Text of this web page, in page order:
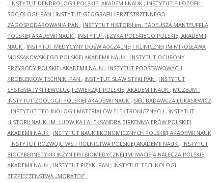
; INSTYTUT DENDROLOGII POLSKIEJ AKADEMII NAUK ; INSTYTUT FILOZOFII I
SOCJOLOGII PAN ; INSTYTUT GEOGRAFII I PRZESTRZENNEGO
ZAGOSPODAROWANIA PAN ; INSTYTUT HISTORII im. TADEUSZA MANTEUFFLA
POLSKIEJ AKADEMII NAUK ; INSTYTUT JĘZYKA POLSKIEGO POLSKIEJ AKADEMII
NAUK ; INSTYTUT MEDYCYNY DOŚWIADCZALNEJ I KLINICZNEJ IM.MIROSŁAWA
MOSSAKOWSKIEGO POLSKIEJ AKADEMII NAUK ; INSTYTUT OCHRONY
PRZYRODY POLSKIEJ AKADEMII NAUK ; INSTYTUT PODSTAWOWYCH
PROBLEMÓW TECHNIKI PAN ; INSTYTUT SLAWISTYKI PAN ; INSTYTUT
SYSTEMATYKI I EWOLUCJI ZWIERZĄT POLSKIEJ AKADEMII NAUK ; MUZEUM I
INSTYTUT ZOOLOGII POLSKIEJ AKADEMII NAUK ; SIEĆ BADAWCZA ŁUKASIEWICZ
- INSTYTUT TECHNOLOGII MATERIAŁÓW ELEKTRONICZNYCH ; INSTYTUT
HISTORII NAUKI IM. LUDWIKA I ALEKSANDRA BIRKENMAJERÓW POLSKIEJ
AKADEMII NAUK ; INSTYTUT NAUK EKONOMICZNYCH POLSKIEJ AKADEMII NAUK
; INSTYTUT ROZWOJU WSI I ROLNICTWA POLSKIEJ AKADEMII NAUK ; INSTYTUT
BIOCYBERNETYKI I INŻYNIERII BIOMEDYCZNEJ IM. MACIEJA NAŁĘCZA POLSKIEJ
AKADEMII NAUK ; INSTYTUT FIZYKI PAN ; INSTYTUT TECHNOLOGII
BEZPIECZEŃSTWA „MORATEX” ;